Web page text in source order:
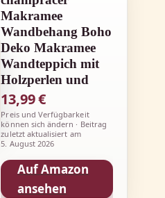
Makramee
Wandbehang Boho
Deko Makramee
Wandteppich mit
Holzperlen und
13,99 €
Preis und Verfügbarkeit
können sich ändern · Beitrag
zuletzt aktualisiert am
5. August 2026
Auf Amazon
ansehen